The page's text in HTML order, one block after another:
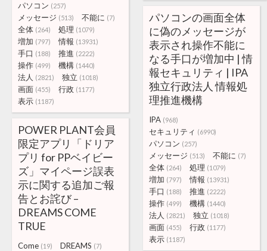
パソコン (257)
メッセージ (513) 不能に (7)
全体 (264) 処理 (1079)
増加 (797) 情報 (13931)
手口 (188) 推進 (2222)
操作 (499) 機構 (1440)
法人 (2821) 独立 (1018)
画面 (455) 行政 (1177)
表示 (1187)
パソコンの画面全体
に偽のメッセージが
表示され操作不能に
なる手口が増加中 | 情
報セキュリティ | IPA
独立行政法人 情報処
理推進機構
IPA (968)
セキュリティ (6990)
パソコン (257)
メッセージ (513) 不能に (7)
全体 (264) 処理 (1079)
増加 (797) 情報 (13931)
手口 (188) 推進 (2222)
操作 (499) 機構 (1440)
法人 (2821) 独立 (1018)
画面 (455) 行政 (1177)
表示 (1187)
POWER PLANT会員
限定アプリ「ドリア
プリ for PPベイビー
ズ」マイページ誤表
示に関する追加ご報
告とお詫び –
DREAMS COME
TRUE
Come (19) DREAMS (7)